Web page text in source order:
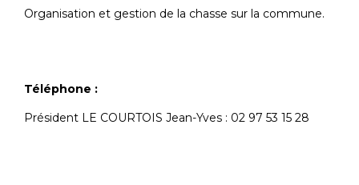
Organisation et gestion de la chasse sur la commune.
Téléphone :
Président LE COURTOIS Jean-Yves : 02 97 53 15 28